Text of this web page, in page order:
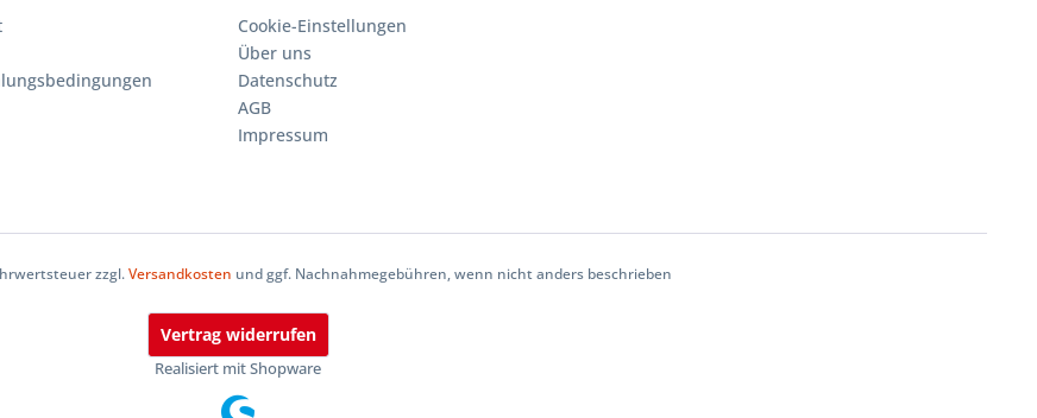
Cookie-Einstellungen
Über uns
Datenschutz
AGB
Impressum
zzgl.Versandkosten und ggf. Nachnahmegebühren, wenn nicht anders beschrieben
Vertrag widerrufen
Realisiert mit Shopware